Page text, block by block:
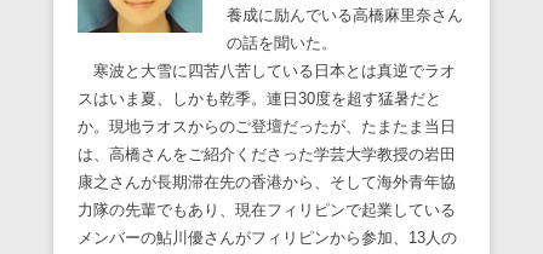
養成に励んでいる高橋麻里奈さん
の話を聞いた。
寒波と大雪に四苦八苦している日本とは真逆でラオ
スはいま夏、しかも乾季。連日30度を超す猛暑だと
か。現地ラオスからのご登壇だったが、たまたま当日
は、高橋さんをご紹介くださった学芸大学教授の岩田
康之さんが長期滞在先の香港から、そして海外青年協
力隊の先輩でもあり、現在フィリピンで起業している
メンバーの鮎川優さんがフィリピンから参加、13人の